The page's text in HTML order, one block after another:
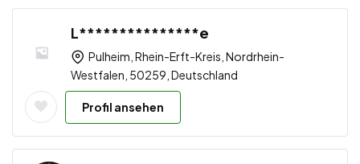
L***************e
Pulheim, Rhein-Erft-Kreis, Nordrhein-
Westfalen, 50259, Deutschland
Profil ansehen